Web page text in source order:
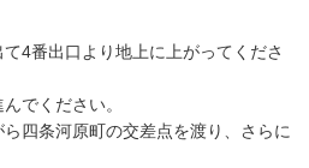
4番出口より地上に上がってくださ
でください。
四条河原町の交差点を渡り、さらに